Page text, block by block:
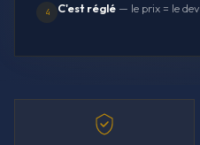
4 C'est réglé — le prix = le